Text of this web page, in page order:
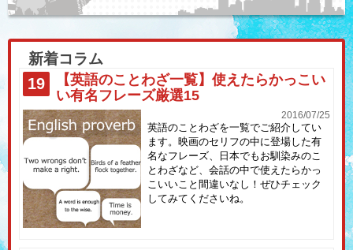
新着コラム
19
【英語のことわざ一覧】使えたらかっこい
い有名フレーズ厳選15
2016/07/25
英語のことわざを一覧でご紹介してい
ます。映画のセリフの中に登場した有
名なフレーズ、日本でもお馴染みのこ
とわざなど、会話の中で使えたらかっ
こいいこと間違いなし！ぜひチェック
してみてくださいね。